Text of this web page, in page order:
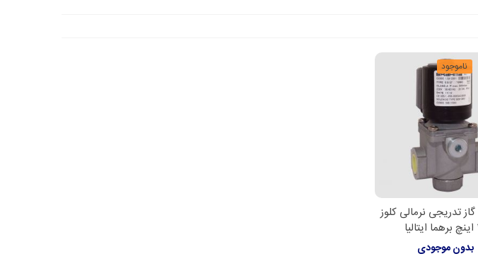
ناموجود
بیشتر
تدریجی نرمالی کلوز
بدون موجودی